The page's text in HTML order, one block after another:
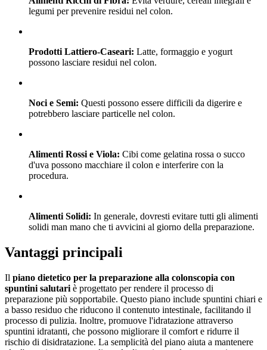
legumi per prevenire residui nel colon.
Prodotti Lattiero-Caseari: Latte, formaggio e yogurt
possono lasciare residui nel colon.
Noci e Semi: Questi possono essere difficili da digerire e
potrebbero lasciare particelle nel colon.
Alimenti Rossi e Viola: Cibi come gelatina rossa o succo
d'uva possono macchiare il colon e interferire con la
procedura.
Alimenti Solidi: In generale, dovresti evitare tutti gli alimenti
solidi man mano che ti avvicini al giorno della preparazione.
Vantaggi principali
Il piano dietetico per la preparazione alla colonscopia con
spuntini salutari è progettato per rendere il processo di
preparazione più sopportabile. Questo piano include spuntini chiari e
a basso residuo che riducono il contenuto intestinale, facilitando il
processo di pulizia. Inoltre, promuove l'idratazione attraverso
spuntini idratanti, che possono migliorare il comfort e ridurre il
rischio di disidratazione. La semplicità del piano aiuta a mantenere